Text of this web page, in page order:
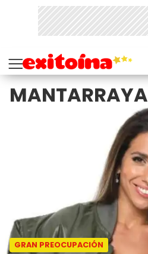
MANTARRAYA
GRAN PREOCUPACIÓN